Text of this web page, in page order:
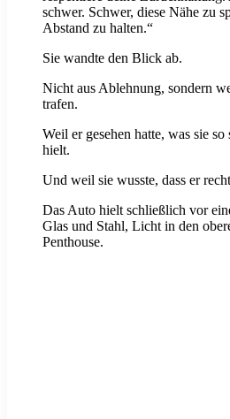
schwer. Schwer, diese Nähe zu
Abstand zu halten.“
Sie wandte den Blick ab.
Nicht aus Ablehnung, sondern
trafen.
Weil er gesehen hatte, was sie
hielt.
Und weil sie wusste, dass er
Das Auto hielt schließlich vor
Glas und Stahl, Licht in den
Penthouse.